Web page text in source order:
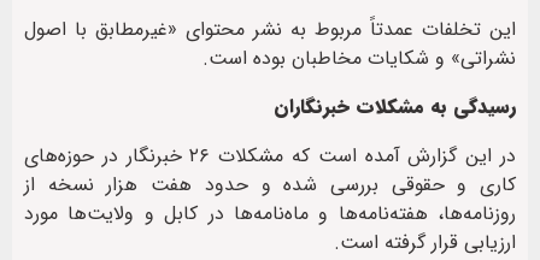
این تخلفات عمدتاً مربوط به نشر محتوای «غیرمطابق با اصول
نشراتی» و شکایات مخاطبان بوده است.
رسیدگی به مشکلات خبرنگاران
در این گزارش آمده است که مشکلات ۲۶ خبرنگار در حوزه‌های
کاری و حقوقی بررسی شده و حدود هفت هزار نسخه از
روزنامه‌ها، هفته‌نامه‌ها و ماه‌نامه‌ها در کابل و ولایت‌ها مورد
ارزیابی قرار گرفته است.